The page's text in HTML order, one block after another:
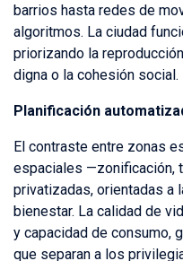
barrios hasta redes de
algoritmos. La ciudad
priorizando la
digna o la cohesión social.
Planificación
El contraste entre zonas
espaciales —zonificación,
privatizadas, orientadas a
bienestar. La calidad de
y capacidad de consumo,
que separan a los